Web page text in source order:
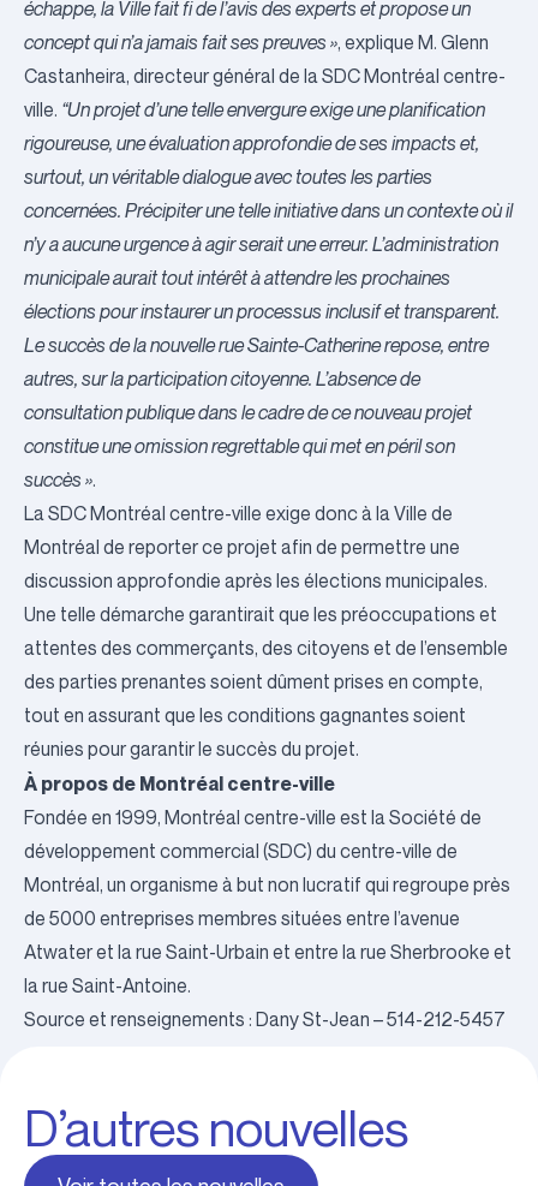
échappe, la Ville fait fi de l’avis des experts et propose un
concept qui n’a jamais fait ses preuves », explique M. Glenn
Castanheira, directeur général de la SDC Montréal centre-
ville. “Un projet d’une telle envergure exige une planification
rigoureuse, une évaluation approfondie de ses impacts et,
surtout, un véritable dialogue avec toutes les parties
concernées. Précipiter une telle initiative dans un contexte où il
n’y a aucune urgence à agir serait une erreur. L’administration
municipale aurait tout intérêt à attendre les prochaines
élections pour instaurer un processus inclusif et transparent.
Le succès de la nouvelle rue Sainte-Catherine repose, entre
autres, sur la participation citoyenne. L’absence de
consultation publique dans le cadre de ce nouveau projet
constitue une omission regrettable qui met en péril son
succès ».
La SDC Montréal centre-ville exige donc à la Ville de
Montréal de reporter ce projet afin de permettre une
discussion approfondie après les élections municipales.
Une telle démarche garantirait que les préoccupations et
attentes des commerçants, des citoyens et de l’ensemble
des parties prenantes soient dûment prises en compte,
tout en assurant que les conditions gagnantes soient
réunies pour garantir le succès du projet.
À propos de Montréal centre-ville
Fondée en 1999, Montréal centre-ville est la Société de
développement commercial (SDC) du centre-ville de
Montréal, un organisme à but non lucratif qui regroupe près
de 5000 entreprises membres situées entre l’avenue
Atwater et la rue Saint-Urbain et entre la rue Sherbrooke et
la rue Saint-Antoine.
Source et renseignements : Dany St-Jean – 514-212-5457
D’autres nouvelles